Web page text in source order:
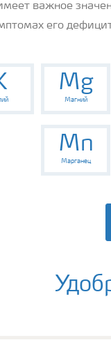
важное
его
Mg
Магний
Mn
Марганец